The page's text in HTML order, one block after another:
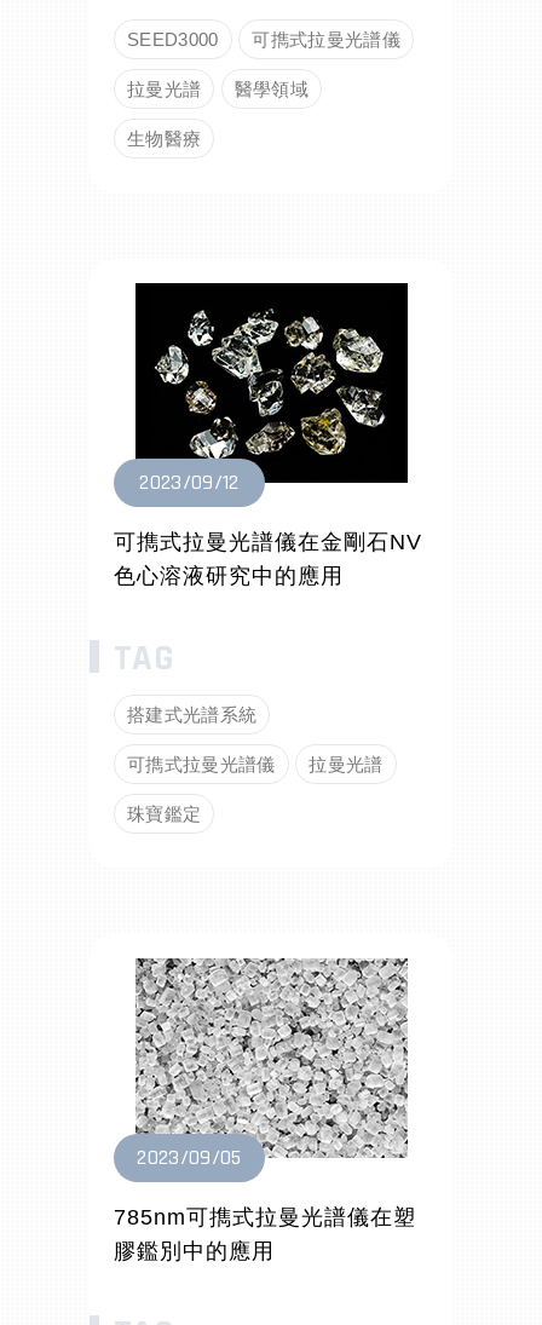
SEED3000 可擕式拉曼光譜儀
拉曼光譜 醫學領域
生物醫療
2023/09/12
可擕式拉曼光譜儀在金剛石NV
色心溶液研究中的應用
搭建式光譜系統
可擕式拉曼光譜儀 拉曼光譜
珠寶鑑定
2023/09/05
785nm可擕式拉曼光譜儀在塑
膠鑑別中的應用